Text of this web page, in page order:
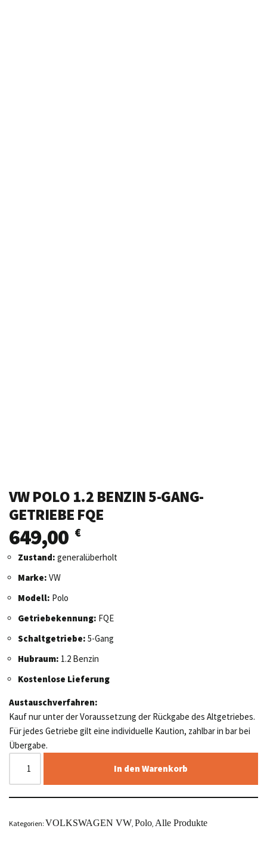
VW POLO 1.2 BENZIN 5-GANG-
GETRIEBE FQE
649,00 €
Zustand: generalüberholt
Marke: VW
Modell: Polo
Getriebekennung: FQE
Schaltgetriebe: 5-Gang
Hubraum: 1.2 Benzin
Kostenlose Lieferung
Austauschverfahren:
Kauf nur unter der Voraussetzung der Rückgabe des Altgetriebes.
Für jedes Getriebe gilt eine individuelle Kaution, zahlbar in bar bei
Übergabe.
In den Warenkorb
Kategorien: VOLKSWAGEN VW Polo Alle Produkte